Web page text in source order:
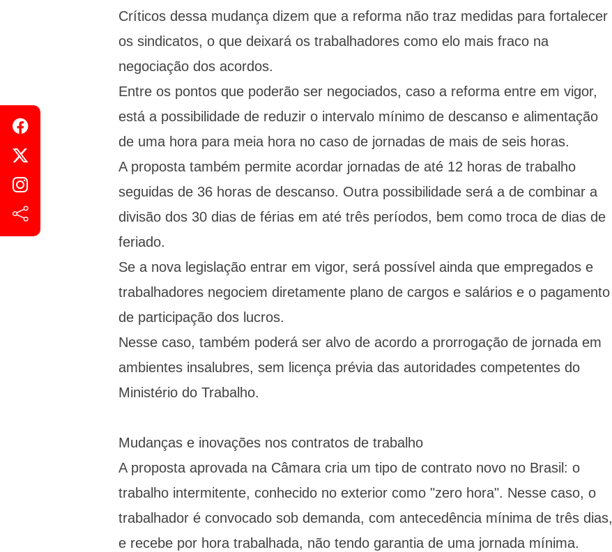
Críticos dessa mudança dizem que a reforma não traz medidas para fortalecer
os sindicatos, o que deixará os trabalhadores como elo mais fraco na
negociação dos acordos.
Entre os pontos que poderão ser negociados, caso a reforma entre em vigor,
está a possibilidade de reduzir o intervalo mínimo de descanso e alimentação
de uma hora para meia hora no caso de jornadas de mais de seis horas.
A proposta também permite acordar jornadas de até 12 horas de trabalho
seguidas de 36 horas de descanso. Outra possibilidade será a de combinar a
divisão dos 30 dias de férias em até três períodos, bem como troca de dias de
feriado.
Se a nova legislação entrar em vigor, será possível ainda que empregados e
trabalhadores negociem diretamente plano de cargos e salários e o pagamento
de participação dos lucros.
Nesse caso, também poderá ser alvo de acordo a prorrogação de jornada em
ambientes insalubres, sem licença prévia das autoridades competentes do
Ministério do Trabalho.
Mudanças e inovações nos contratos de trabalho
A proposta aprovada na Câmara cria um tipo de contrato novo no Brasil: o
trabalho intermitente, conhecido no exterior como "zero hora". Nesse caso, o
trabalhador é convocado sob demanda, com antecedência mínima de três dias,
e recebe por hora trabalhada, não tendo garantia de uma jornada mínima.